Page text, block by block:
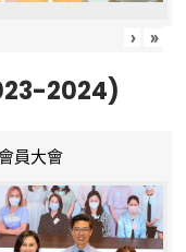
› »
2024)
員大會